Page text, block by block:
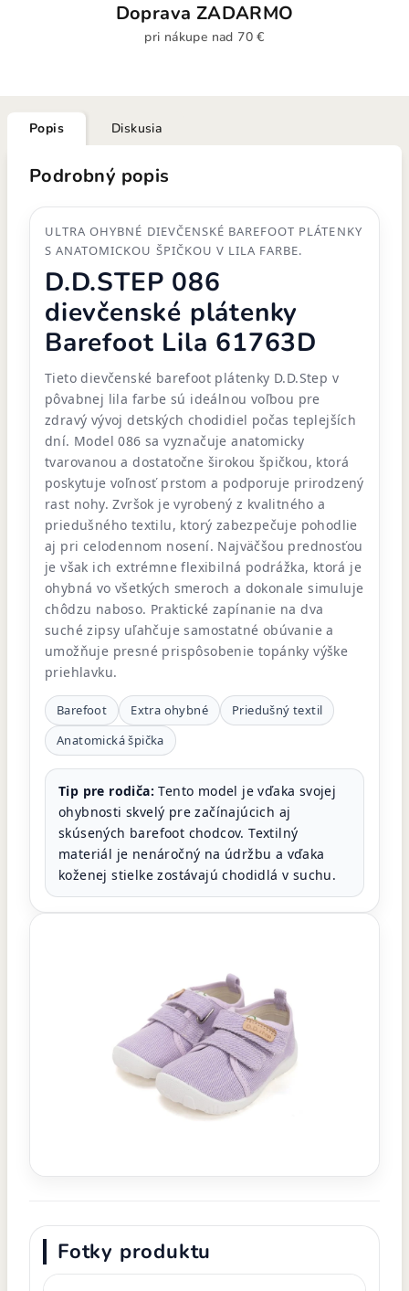
Doprava ZADARMO
pri nákupe nad 70 €
Popis Diskusia
Podrobný popis
ULTRA OHYBNÉ DIEVČENSKÉ BAREFOOT PLÁTENKY
S ANATOMICKOU ŠPIČKOU V LILA FARBE.
D.D.STEP 086
dievčenské plátenky
Barefoot Lila 61763D
Tieto dievčenské barefoot plátenky D.D.Step v
pôvabnej lila farbe sú ideálnou voľbou pre
zdravý vývoj detských chodidiel počas teplejších
dní. Model 086 sa vyznačuje anatomicky
tvarovanou a dostatočne širokou špičkou, ktorá
poskytuje voľnosť prstom a podporuje prirodzený
rast nohy. Zvršok je vyrobený z kvalitného a
priedušného textilu, ktorý zabezpečuje pohodlie
aj pri celodennom nosení. Najväčšou prednosťou
je však ich extrémne flexibilná podrážka, ktorá je
ohybná vo všetkých smeroch a dokonale simuluje
chôdzu naboso. Praktické zapínanie na dva
suché zipsy uľahčuje samostatné obúvanie a
umožňuje presné prispôsobenie topánky výške
priehlavku.
Barefoot Extra ohybné
Priedušný textil
Anatomická špička
Tip pre rodiča: Tento model je vďaka svojej
ohybnosti skvelý pre začínajúcich aj
skúsených barefoot chodcov. Textilný
materiál je nenáročný na údržbu a vďaka
koženej stielke zostávajú chodidlá v suchu.
Fotky produktu